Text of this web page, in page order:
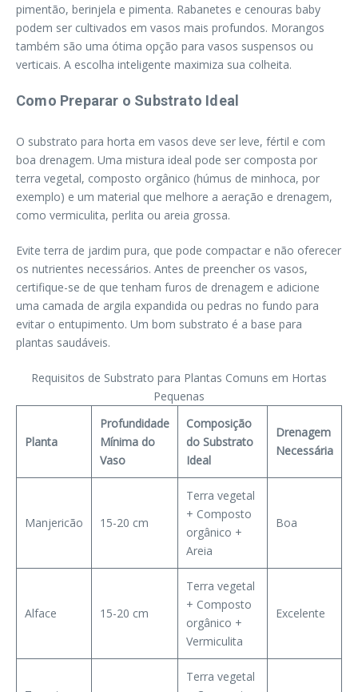
pimentão, berinjela e pimenta. Rabanetes e cenouras baby
podem ser cultivados em vasos mais profundos. Morangos
também são uma ótima opção para vasos suspensos ou
verticais. A escolha inteligente maximiza sua colheita.
Como Preparar o Substrato Ideal
O substrato para horta em vasos deve ser leve, fértil e com
boa drenagem. Uma mistura ideal pode ser composta por
terra vegetal, composto orgânico (húmus de minhoca, por
exemplo) e um material que melhore a aeração e drenagem,
como vermiculita, perlita ou areia grossa.
Evite terra de jardim pura, que pode compactar e não oferecer
os nutrientes necessários. Antes de preencher os vasos,
certifique-se de que tenham furos de drenagem e adicione
uma camada de argila expandida ou pedras no fundo para
evitar o entupimento. Um bom substrato é a base para
plantas saudáveis.
Requisitos de Substrato para Plantas Comuns em Hortas
Pequenas
Planta
Profundidade
Mínima do
Vaso
Composição
do Substrato
Ideal
Drenagem
Necessária
Manjericão 15-20 cm
Terra vegetal
+ Composto
orgânico +
Areia
Boa
Alface 15-20 cm
Terra vegetal
+ Composto
orgânico +
Vermiculita
Excelente
Terra vegetal